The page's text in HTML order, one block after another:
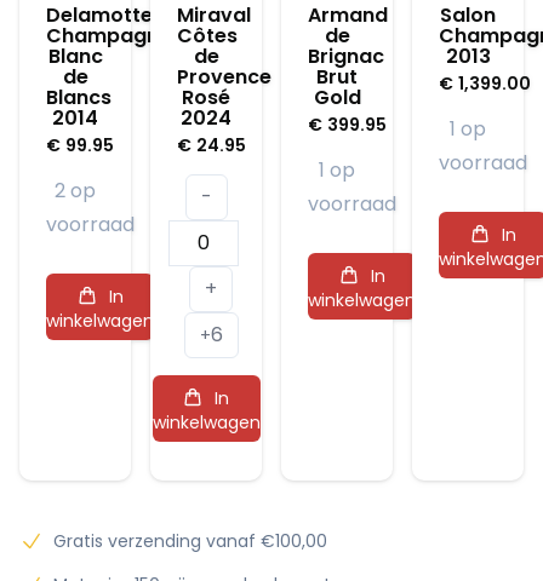
Delamotte
Champagne
Blanc
de
Blancs
2014
€ 99.95
2 op
voorraad
In
winkelwagen
Miraval
Côtes
de
Provence
Rosé
2024
€ 24.95
-
Miraval
Côtes
de
Provence
Rosé
2024
aantal
+
+6
In
winkelwagen
Armand
de
Brignac
Brut
Gold
€ 399.95
1 op
voorraad
In
winkelwagen
Salon
2013
€ 1,399.00
1 op
voorraad
In
Gratis verzending vanaf €100,00